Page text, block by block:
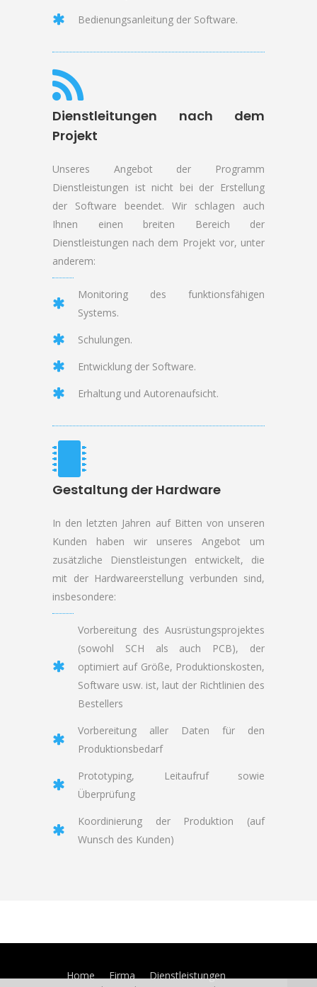
Bedienungsanleitung der Software.
Dienstleitungen nach dem
Projekt
Unseres Angebot der Programm
Dienstleistungen ist nicht bei der Erstellung
der Software beendet. Wir schlagen auch
Ihnen einen breiten Bereich der
Dienstleistungen nach dem Projekt vor, unter
anderem:
Monitoring des funktionsfähigen
Systems.
Schulungen.
Entwicklung der Software.
Erhaltung und Autorenaufsicht.
Gestaltung der Hardware
In den letzten Jahren auf Bitten von unseren
Kunden haben wir unseres Angebot um
zusätzliche Dienstleistungen entwickelt, die
mit der Hardwareerstellung verbunden sind,
insbesondere:
Vorbereitung des Ausrüstungsprojektes
(sowohl SCH als auch PCB), der
optimiert auf Größe, Produktionskosten,
Software usw. ist, laut der Richtlinien des
Bestellers
Vorbereitung aller Daten für den
Produktionsbedarf
Prototyping, Leitaufruf sowie
Überprüfung
Koordinierung der Produktion (auf
Wunsch des Kunden)
Home Firma
Dienstleistungen